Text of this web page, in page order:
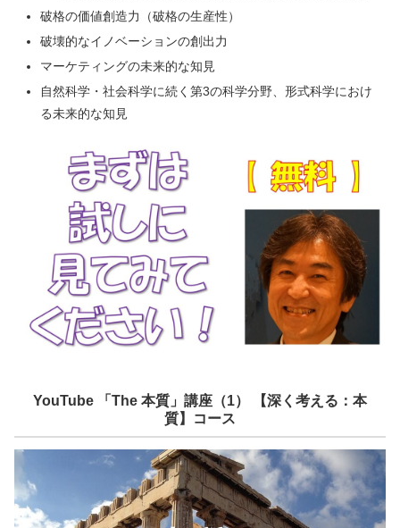
破格の価値創造力（破格の生産性）
破壊的なイノベーションの創出力
マーケティングの未来的な知見
自然科学・社会科学に続く第3の科学分野、形式科学におけ
る未来的な知見
YouTube 「The 本質」講座（1） 【深く考える：本
質】コース